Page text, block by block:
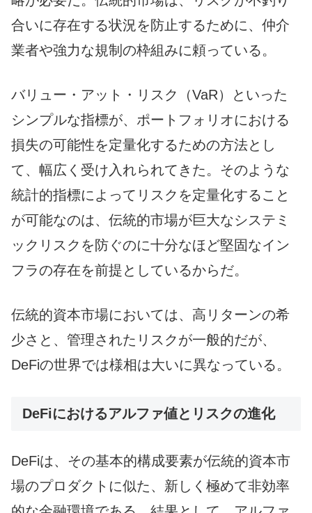
合いに存在する状況を防止するために、仲介
業者や強力な規制の枠組みに頼っている。
バリュー・アット・リスク（VaR）といった
シンプルな指標が、ポートフォリオにおける
損失の可能性を定量化するための方法とし
て、幅広く受け入れられてきた。そのような
統計的指標によってリスクを定量化すること
が可能なのは、伝統的市場が巨大なシステミ
ックリスクを防ぐのに十分なほど堅固なイン
フラの存在を前提としているからだ。
伝統的資本市場においては、高リターンの希
少さと、管理されたリスクが一般的だが、
DeFiの世界では様相は大いに異なっている。
DeFiにおけるアルファ値とリスクの進化
DeFiは、その基本的構成要素が伝統的資本市
場のプロダクトに似た、新しく極めて非効率